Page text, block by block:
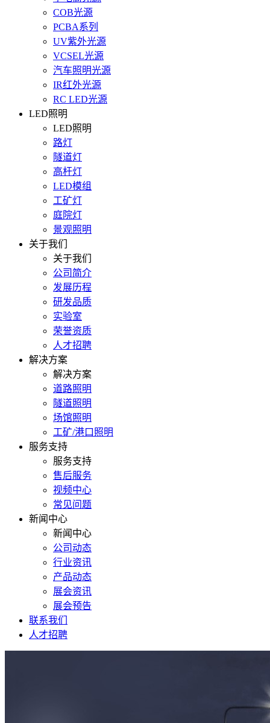
COB光源
PCBA系列
UV紫外光源
VCSEL光源
汽车照明光源
IR红外光源
RC LED光源
LED照明
LED照明
路灯
隧道灯
高杆灯
LED模组
工矿灯
庭院灯
景观照明
关于我们
关于我们
公司简介
发展历程
研发品质
实验室
荣誉资质
人才招聘
解决方案
解决方案
道路照明
隧道照明
场馆照明
工矿/港口照明
服务支持
服务支持
售后服务
视频中心
常见问题
新闻中心
新闻中心
公司动态
行业资讯
产品动态
展会资讯
展会预告
联系我们
人才招聘